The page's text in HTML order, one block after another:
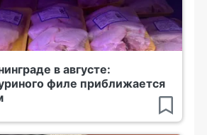
в августе:
филе приближается